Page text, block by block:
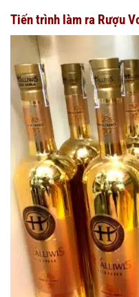
Tiến trình làm ra Rượu